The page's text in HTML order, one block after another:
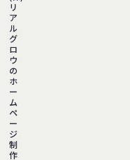
リ
ア
ル
グ
ロ
ウ
の
ホ
ー
ム
ペ
ー
ジ
制
作